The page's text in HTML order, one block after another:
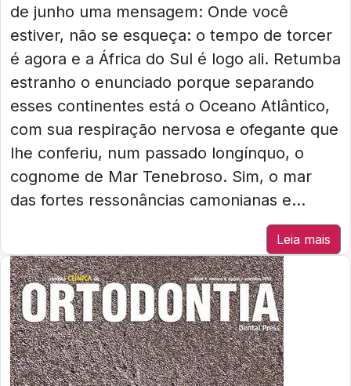
de junho uma mensagem: Onde você
estiver, não se esqueça: o tempo de torcer
é agora e a África do Sul é logo ali. Retumba
estranho o enunciado porque separando
esses continentes está o Oceano Atlântico,
com sua respiração nervosa e ofegante que
lhe conferiu, num passado longínquo, o
cognome de Mar Tenebroso. Sim, o mar
das fortes ressonâncias camonianas e...
Leia mais